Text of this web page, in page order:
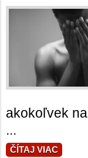
akokoľvek
...
ČÍTAJ VIAC